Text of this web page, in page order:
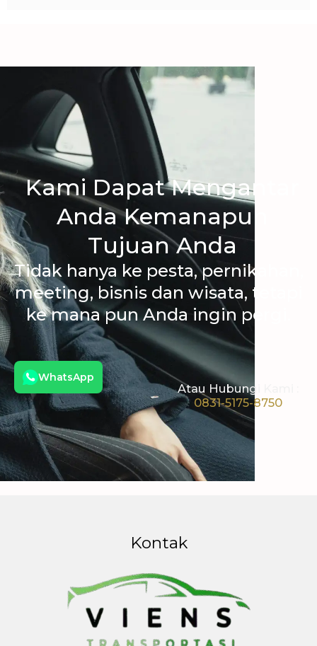
Kami Dapat Mengantar
Anda Kemanapun
Tujuan Anda
Tidak hanya ke pesta, pernikahan,
meeting, bisnis dan wisata, tetapi
ke mana pun Anda ingin pergi.
WhatsApp
Atau Hubungi Kami :
0831-5175-8750
Kontak